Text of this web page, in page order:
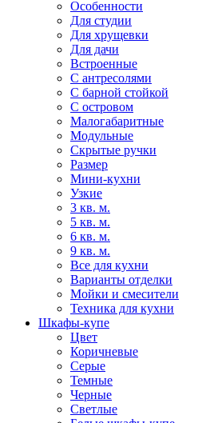
Особенности
Для студии
Для хрущевки
Для дачи
Встроенные
С антресолями
С барной стойкой
С островом
Малогабаритные
Модульные
Скрытые ручки
Размер
Мини-кухни
Узкие
3 кв. м.
5 кв. м.
6 кв. м.
9 кв. м.
Все для кухни
Варианты отделки
Мойки и смесители
Техника для кухни
Шкафы-купе
Цвет
Коричневые
Серые
Темные
Черные
Светлые